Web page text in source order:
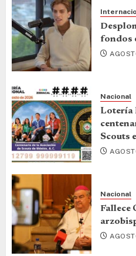
fondos
Nacional
Lotería
Scouts
Nacional
Fallece